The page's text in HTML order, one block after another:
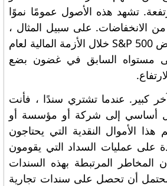
تشهد هذه الأصول عمومًا نموًا
من الانخفاضات. على سبيل المثال ،
على الرغم من انخفاض S&P 500 خلال الأزمة المالية لعام
إلى مستواه السابق في غضون بضع
كبير. عندما تشتري سندًا ، فأنت
أساسي إلى شركة أو مؤسسة أو
الأموال النقدية التي يحتاجون
على عمليات السداد التي يقومون
المخاطر المرتبطة بهذه السندات
أن تحصل على سندات تجارية